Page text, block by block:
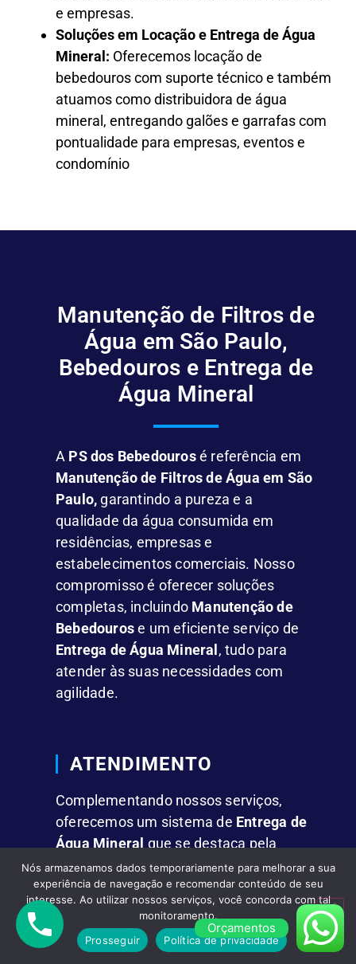
e empresas.
Soluções em Locação e Entrega de Água
Mineral: Oferecemos locação de
bebedouros com suporte técnico e também
atuamos como distribuidora de água
mineral, entregando galões e garrafas com
pontualidade para empresas, eventos e
condomínio
Manutenção de Filtros de
Água em São Paulo,
Bebedouros e Entrega de
Água Mineral
A PS dos Bebedourosé referência em
Manutenção de Filtros de Água em São
Paulo, garantindo a pureza e a
qualidade da água consumida em
residências, empresas e
estabelecimentos comerciais. Nosso
compromisso é oferecer soluções
completas, incluindo Manutenção de
Bebedourose um eficiente serviço de
Entrega de Água Mineral , tudo para
atender às suas necessidades com
agilidade.
ATENDIMENTO
Complementando nossos serviços,
oferecemos um sistema de Entrega de
Água Mineralque se destaca pela
rapidez e comodidade.
FACILIDADES
FornecemosÁgua Mineral em Galões
Orçamentos
Nós armazenamos dados temporariamente para melhorar a sua
experiência de navegação e recomendar conteúdo de seu
interesse. Ao utilizar nossos serviços, você concorda com tal
monitoramento.
Prosseguir
Política de privacidade